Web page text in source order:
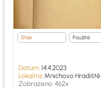
Stav Použité
Datum:14.4.2023
Lokalita: Mnichovo Hradiště
Zobrazeno: 462x